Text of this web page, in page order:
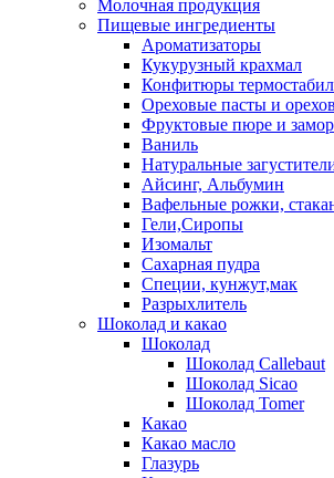
Молочная продукция
Пищевые ингредиенты
Ароматизаторы
Кукурузный крахмал
Конфитюры
Ореховые пасты и
Фруктовые пюре и
Ваниль
Натуральные
Айсинг, Альбумин
Вафельные рожки,
Гели,Сиропы
Изомальт
Сахарная пудра
Специи, кунжут,мак
Разрыхлитель
Шоколад и какао
Шоколад
Шоколад Callebaut
Шоколад Sicao
Шоколад Tomer
Какао
Какао масло
Глазурь